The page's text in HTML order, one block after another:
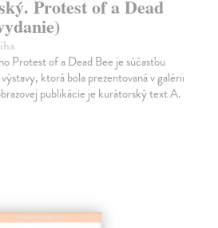
Protest of a Dead
Protest of a Dead Bee je súčasťou
ktorá bola prezentovaná v galérii
publikácie je kurátorský text A.